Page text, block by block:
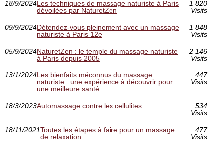
18/9/2024Les techniques de massage naturiste à Paris
dévoilées par NaturetZen
1 820
Visits
09/9/2024Détendez-vous pleinement avec un massage
naturiste à Paris 12e
1 848
Visits
05/9/2024NaturetZen : le temple du massage naturiste
à Paris depuis 2005
2 146
Visits
13/1/2024Les bienfaits méconnus du massage
naturiste : une expérience à découvrir pour
une meilleure santé.
447
Visits
18/3/2023Automassage contre les cellulites
534
Visits
18/11/2021Toutes les étapes à faire pour un massage
de relaxation
477
Visits